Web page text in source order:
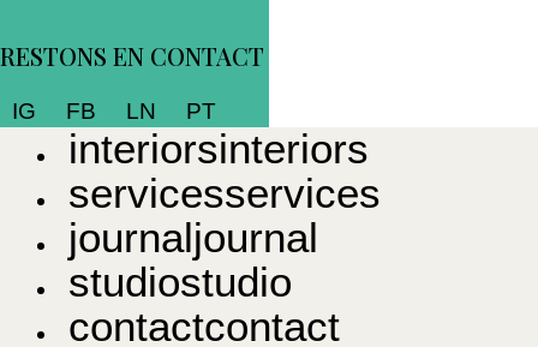
RESTONS EN CONTACT
IG FB LN PT
interiorsinteriors
servicesservices
journaljournal
studiostudio
contactcontact